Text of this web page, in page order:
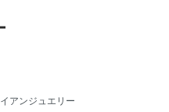
アンジュエリー